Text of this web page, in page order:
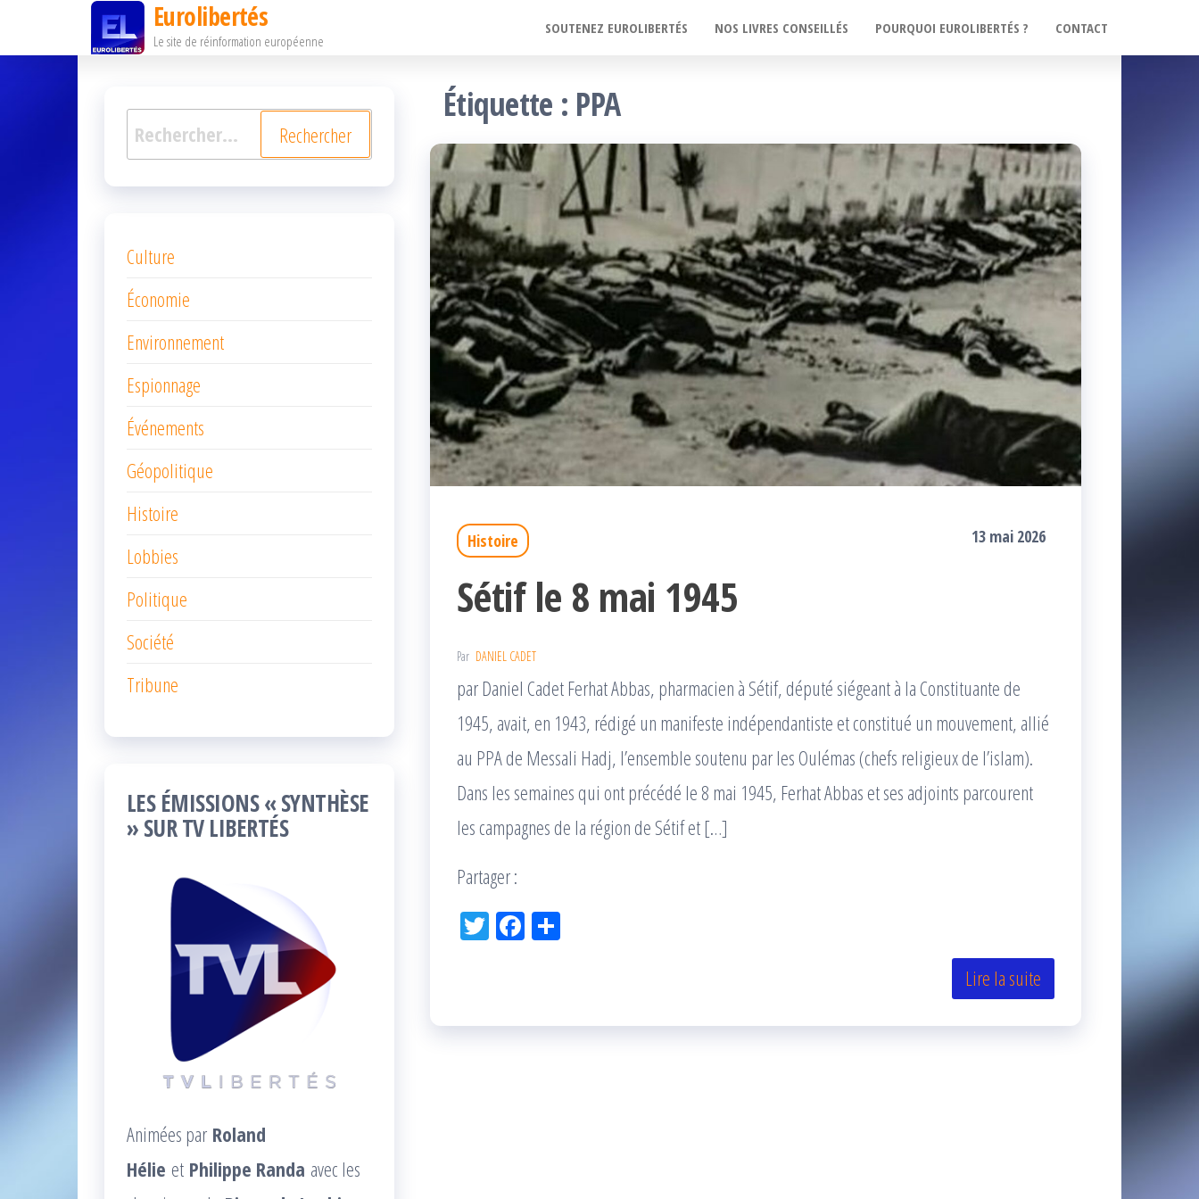
ce
Eurolibertés
Le site de réinformation européenne
SOUTENEZ EUROLIBERTÉS NOS LIVRES CONSEILLÉS POURQUOI EUROLIBERTÉS ? CONTACT
Étiquette : PPA
Histoire 13 mai 2026
Sétif le 8 mai 1945
Par DANIEL CADET
par Daniel Cadet Ferhat Abbas, pharmacien à Sétif, député siégeant à la Constituante de
1945, avait, en 1943, rédigé un manifeste indépendantiste et constitué un mouvement, allié
au PPA de Messali Hadj, l’ensemble soutenu par les Oulémas (chefs religieux de l’islam).
Dans les semaines qui ont précédé le 8 mai 1945, Ferhat Abbas et ses adjoints parcourent
les campagnes de la région de Sétif et […]
Partager :
Tw Fac
Lire la suite
Rechercher :
Culture
Économie
Environnement
Espionnage
Événements
Géopolitique
Histoire
Lobbies
Politique
Société
Tribune
LES ÉMISSIONS « SYNTHÈSE
» SUR TV LIBERTÉS
Animées par Roland
Hélie et Philippe Randa avec les